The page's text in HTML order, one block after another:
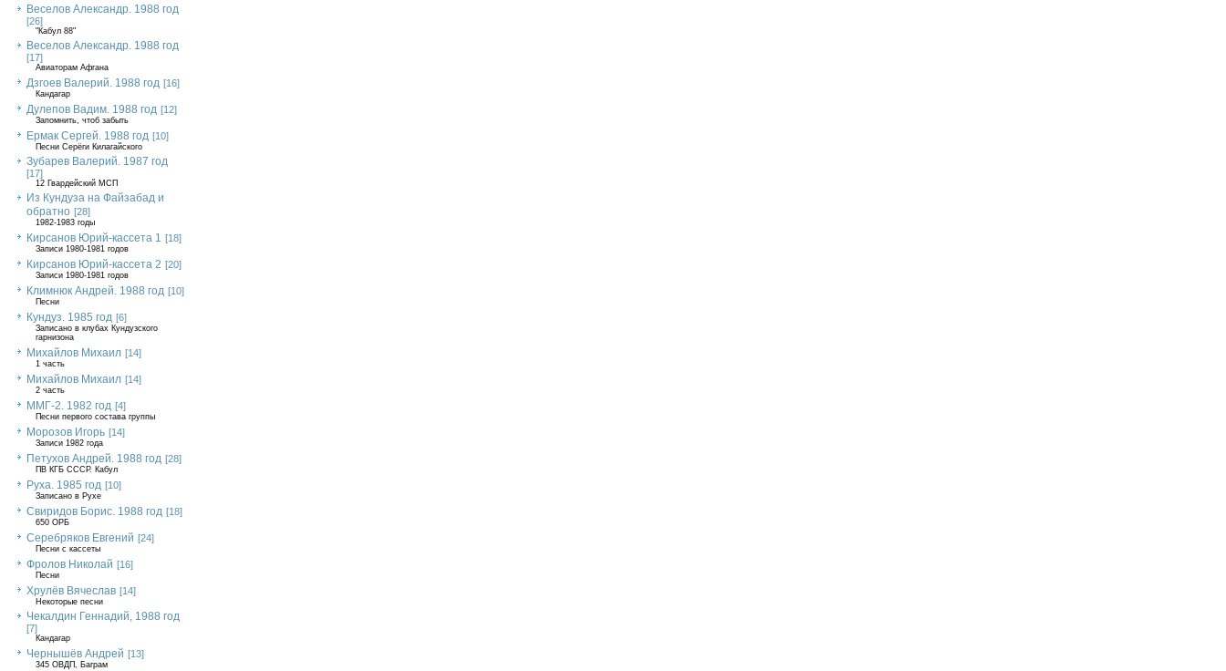
Веселов Александр. 1988 год
[26]
"Кабул 88"
Веселов Александр. 1988 год
[17]
Авиаторам Афгана
Дзгоев Валерий. 1988 год [16]
Кандагар
Дулепов Вадим. 1988 год [12]
Запомнить, чтоб забыть
Ермак Сергей. 1988 год [10]
Песни Серёги Килагайского
Зубарев Валерий. 1987 год
[17]
12 Гвардейский МСП
Из Кундуза на Файзабад и
обратно [28]
1982-1983 годы
Кирсанов Юрий-кассета 1 [18]
Записи 1980-1981 годов
Кирсанов Юрий-кассета 2 [20]
Записи 1980-1981 годов
Климнюк Андрей. 1988 год [10]
Песни
Кундуз. 1985 год [6]
Записано в клубах Кундузского
гарнизона
Михайлов Михаил [14]
1 часть
Михайлов Михаил [14]
2 часть
ММГ-2. 1982 год [4]
Песни первого состава группы
Морозов Игорь [14]
Записи 1982 года
Петухов Андрей. 1988 год [28]
ПВ КГБ СССР. Кабул
Руха. 1985 год [10]
Записано в Рухе
Свиридов Борис. 1988 год [18]
650 ОРБ
Серебряков Евгений [24]
Песни с кассеты
Фролов Николай [16]
Песни
Хрулёв Вячеслав [14]
Некоторые песни
Чекалдин Геннадий, 1988 год
[7]
Кандагар
Чернышёв Андрей [13]
345 ОВДП, Баграм